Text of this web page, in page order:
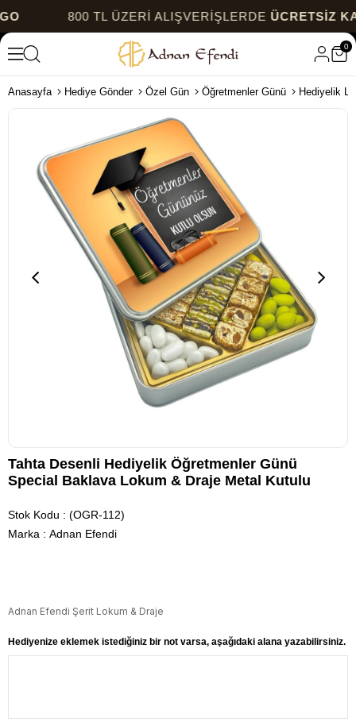
800 TL ÜZERİ ALIŞVERİŞLERDEÜCRETSİZ KARGO
0
Anasayfa Hediye Gönder Özel Gün Öğretmenler Günü Hediyelik
Tahta Desenli Hediyelik Öğretmenler Günü
Special Baklava Lokum & Draje Metal Kutulu
Stok Kodu
(OGR-112)
Marka : Adnan Efendi
Adnan Efendi Şerit Lokum & Draje
Hediyenize eklemek istediğiniz bir not varsa, aşağıdaki alana yazabilirsiniz.